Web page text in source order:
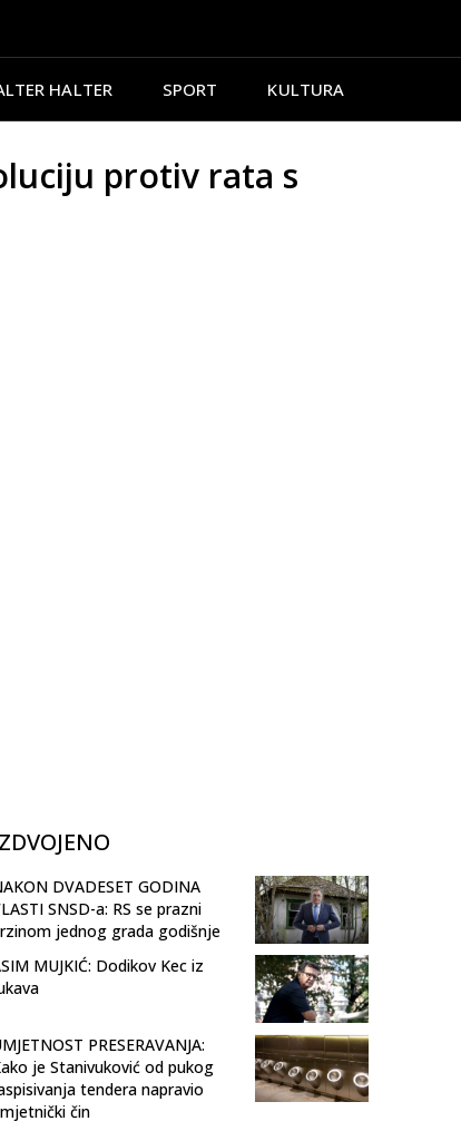
HALTER SPORT KULTURA
protiv rata s
DVADESET GODINA
SNSD-a: RS se prazni
jednog grada godišnje
MUJKIĆ: Dodikov Kec iz
PRESERAVANJA:
je Stanivuković od pukog
tendera napravio
čin